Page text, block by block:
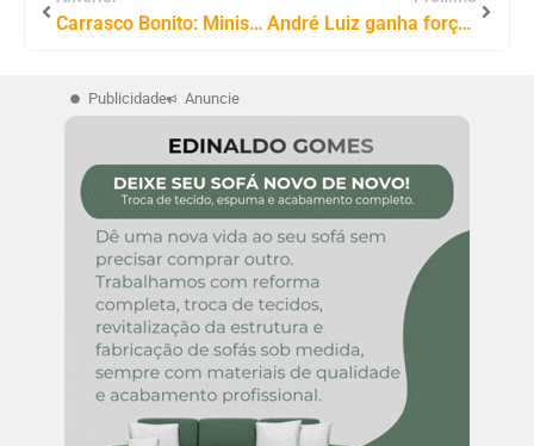
Carrasco Bonito: Ministério Público do Tocantins Vai Apurar Suposta Perseguição Política Contra Servidora em Tratamento Contra um Câncer André Luiz ganha força em Araguaína e se consolida como nome promissor para deputado federal em 2026
Publicidade Anuncie